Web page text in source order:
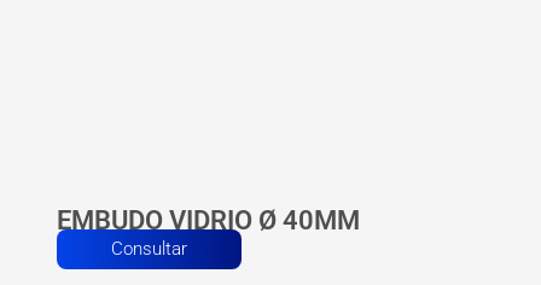
EMBUDO VIDRIO Ø 40MM
Consultar